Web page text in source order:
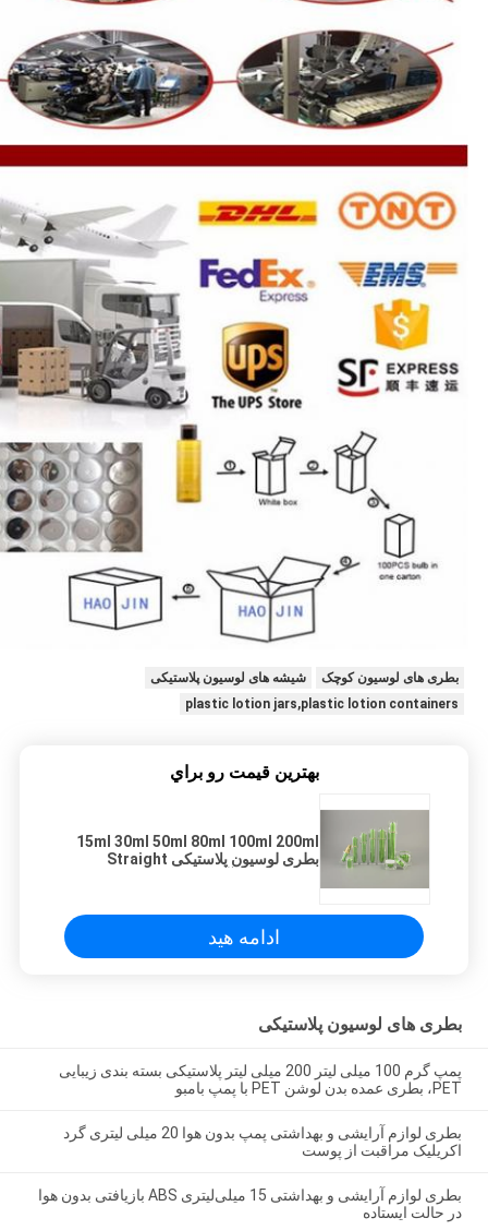
بطری های لوسیون کوچک
شیشه های لوسیون پلاستیکی
plastic lotion jars,plastic lotion containers
بهترين قيمت رو براي
15ml 30ml 50ml 80ml 100ml 200ml
بطری لوسیون پلاستیکی Straight
ادامه هید
بطری های لوسیون پلاستیکی
پمپ گرم 100 میلی لیتر 200 میلی لیتر پلاستیکی بسته بندی زیبایی
PET، بطری عمده بدن لوشن PET با پمپ بامبو
بطری لوازم آرایشی و بهداشتی پمپ بدون هوا 20 میلی لیتری گرد
اکریلیک مراقبت از پوست
بطری لوازم آرایشی و بهداشتی 15 میلی‌لیتری ABS بازیافتی بدون هوا
در حالت ایستاده